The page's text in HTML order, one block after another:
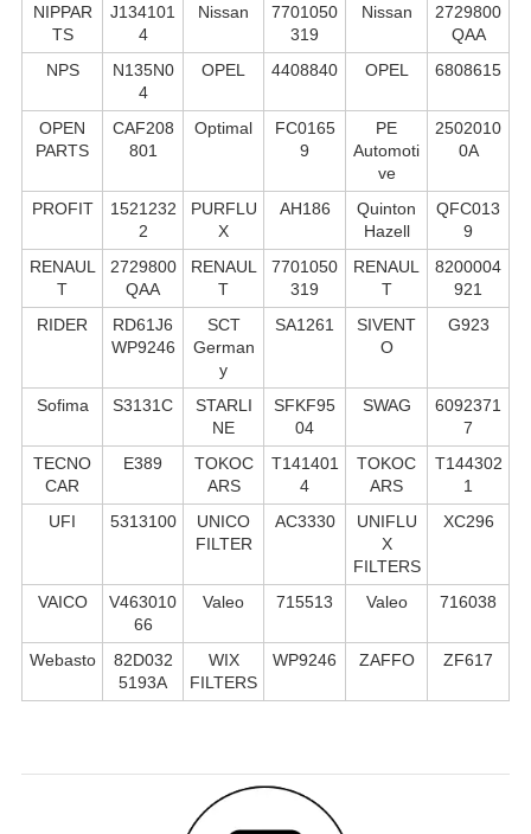
NIPPAR
TS
J134101
4
Nissan
7701050
319
Nissan
2729800
QAA
NPS
N135N0
4
OPEL 4408840 OPEL 6808615
OPEN
PARTS
CAF208
801
Optimal
FC0165
9
PE
Automoti
ve
2502010
0A
PROFIT
1521232
2
PURFLU
X
AH186
Quinton
Hazell
QFC013
9
RENAUL
T
2729800
QAA
RENAUL
T
7701050
319
RENAUL
T
8200004
921
RIDER
RD61J6
WP9246
SCT
German
y
SA1261
SIVENT
O
G923
Sofima S3131C
STARLI
NE
SFKF95
04
SWAG
6092371
7
TECNO
CAR
E389
TOKOC
ARS
T141401
4
TOKOC
ARS
T144302
1
UFI
5313100
UNICO
FILTER
AC3330
UNIFLU
X
FILTERS
XC296
VAICO
V463010
66
Valeo 715513 Valeo 716038
Webasto
82D032
5193A
WIX
FILTERS
WP9246 ZAFFO ZF617